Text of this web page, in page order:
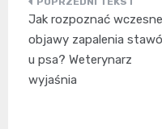
Nawigacja
wpisu
Jak rozpoznać wczesne
objawy zapalenia
u psa? Weterynarz
wyjaśnia